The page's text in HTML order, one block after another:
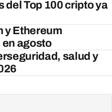
del Top 100 cripto ya
y Ethereum
agosto
salud y